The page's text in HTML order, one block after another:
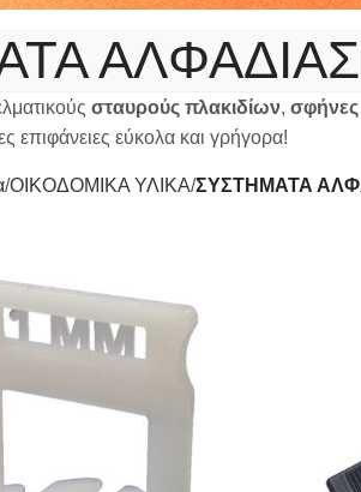
σταυρούς πλακιδίων, σφήνες
επιφάνειες εύκολα και γρήγορα!
ΟΙΚΟΔΟΜΙΚΑ ΥΛΙΚΑ ΣΥΣΤΗΜΑΤΑ